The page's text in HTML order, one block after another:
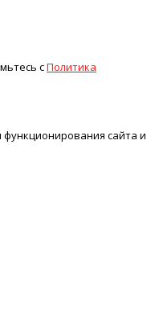
сПолитика
сайта и